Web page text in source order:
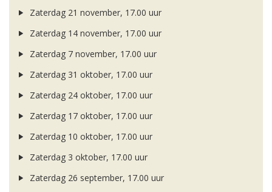
Zaterdag 21 november, 17.00 uur
Zaterdag 14 november, 17.00 uur
Zaterdag 7 november, 17.00 uur
Zaterdag 31 oktober, 17.00 uur
Zaterdag 24 oktober, 17.00 uur
Zaterdag 17 oktober, 17.00 uur
Zaterdag 10 oktober, 17.00 uur
Zaterdag 3 oktober, 17.00 uur
Zaterdag 26 september, 17.00 uur